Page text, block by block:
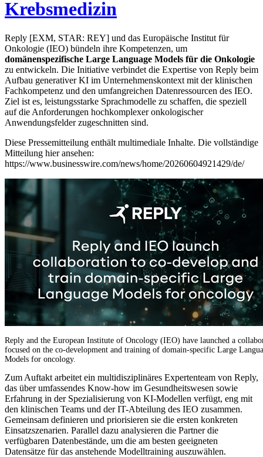
Krebsmedizin
Reply [EXM, STAR: REY] und das Europäische Institut für
Onkologie (IEO) bündeln ihre Kompetenzen, um
domänenspezifische Large Language Models für die Onkologie
zu entwickeln. Die Initiative verbindet die Expertise von Reply beim
Aufbau generativer KI im Unternehmenskontext mit der klinischen
Fachkompetenz und den umfangreichen Datenressourcen des IEO.
Ziel ist es, leistungsstarke Sprachmodelle zu schaffen, die speziell
auf die Anforderungen hochkomplexer onkologischer
Anwendungsfelder zugeschnitten sind.
Diese Pressemitteilung enthält multimediale Inhalte. Die vollständige
Mitteilung hier ansehen:
https://www.businesswire.com/news/home/20260604921429/de/
Reply and the European Institute of Oncology (IEO) have launched a
focused on the co-development and training of domain-specific Large
Models for oncology.
Zum Auftakt arbeitet ein multidisziplinäres Expertenteam von Reply,
das über umfassendes Know-how im Gesundheitswesen sowie
Erfahrung in der Spezialisierung von KI-Modellen verfügt, eng mit
den klinischen Teams und der IT-Abteilung des IEO zusammen.
Gemeinsam definieren und priorisieren sie die ersten konkreten
Einsatzszenarien. Parallel dazu analysieren die Partner die
verfügbaren Datenbestände, um die am besten geeigneten
Datensätze für das anstehende Modelltraining auszuwählen.